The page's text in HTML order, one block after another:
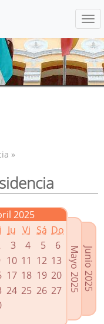
»
2025
Ju Vi Sá Do
3 4 5
6
10 11 12 13
17 18 19 20
24 25 26 27
Junio 2025
Mayo 2025